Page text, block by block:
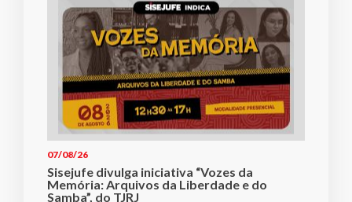
07/08/26
Sisejufe divulga iniciativa “Vozes da
Memória: Arquivos da Liberdade e do
Samba”, do TJRJ